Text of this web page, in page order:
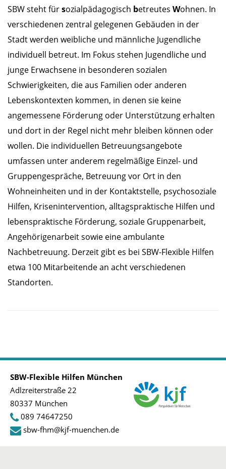
SBW steht fürsozialpädagogisch betreutes Wohnen. In
verschiedenen zentral gelegenen Gebäuden in der
Stadt werden weibliche und männliche Jugendliche
individuell betreut. Im Fokus stehen Jugendliche und
junge Erwachsene in besonderen sozialen
Schwierigkeiten, die aus Familien oder anderen
Lebenskontexten kommen, in denen sie keine
angemessene Förderung oder Unterstützung erhalten
und dort in der Regel nicht mehr bleiben können oder
wollen. Die individuellen Betreuungsangebote
umfassen unter anderem regelmäßige Einzel- und
Gruppengespräche, Betreuung vor Ort in den
Wohneinheiten und in der Kontaktstelle, psychosoziale
Hilfen, Krisenintervention, alltagspraktische Hilfen und
lebenspraktische Förderung, soziale Gruppenarbeit,
Angehörigenarbeit sowie eine ambulante
Nachbetreuung. Derzeit gibt es bei SBW-Flexible Hilfen
etwa 100 Mitarbeitende an acht verschiedenen
Standorten.
SBW-Flexible Hilfen München
Adlzreiterstraße 22
80337 München
089 74647250
sbw-fhm@kjf-muenchen.de